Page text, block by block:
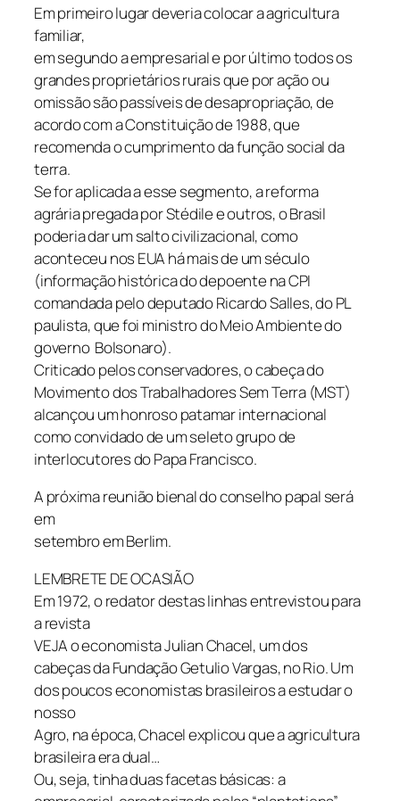
Em primeiro lugar deveria colocar a agricultura
familiar,
em segundo a empresarial e por último todos os
grandes proprietários rurais que por ação ou
omissão são passíveis de desapropriação, de
acordo com a Constituição de 1988, que
recomenda o cumprimento da função social da
terra.
Se for aplicada a esse segmento, a reforma
agrária pregada por Stédile e outros, o Brasil
poderia dar um salto civilizacional, como
aconteceu nos EUA há mais de um século
(informação histórica do depoente na CPI
comandada pelo deputado Ricardo Salles, do PL
paulista, que foi ministro do Meio Ambiente do
governo Bolsonaro).
Criticado pelos conservadores, o cabeça do
Movimento dos Trabalhadores Sem Terra (MST)
alcançou um honroso patamar internacional
como convidado de um seleto grupo de
interlocutores do Papa Francisco.
A próxima reunião bienal do conselho papal será
em
setembro em Berlim.
LEMBRETE DE OCASIÃO
Em 1972, o redator destas linhas entrevistou para
a revista
VEJAo economista Julian Chacel, um dos
cabeças da Fundação Getulio Vargas, no Rio. Um
dos poucos economistas brasileiros a estudar o
nosso
Agro, na época, Chacel explicou que a agricultura
brasileira era dual…
Ou, seja, tinha duas facetas básicas: a